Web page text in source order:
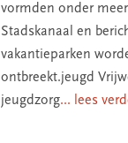
vormden onder
Stadskanaal en
vakantieparken
ontbreekt.jeugd
jeugdzorg... lees